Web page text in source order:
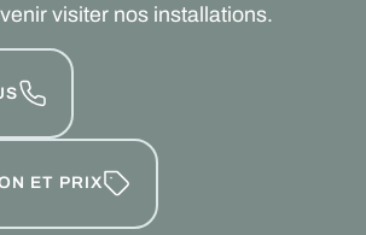
visiter nos installations.
ET PRIX